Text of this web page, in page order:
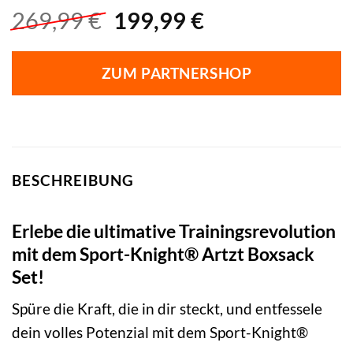
269,99€ Ursprünglicher
war:
269,99 €
199,99 €Aktueller
ist:
199,99 €.
ZUM PARTNERSHOP
BESCHREIBUNG
Erlebe die ultimative Trainingsrevolution
mit dem Sport-Knight® Artzt Boxsack
Set!
Spüre die Kraft, die in dir steckt, und entfessele
dein volles Potenzial mit dem Sport-Knight®